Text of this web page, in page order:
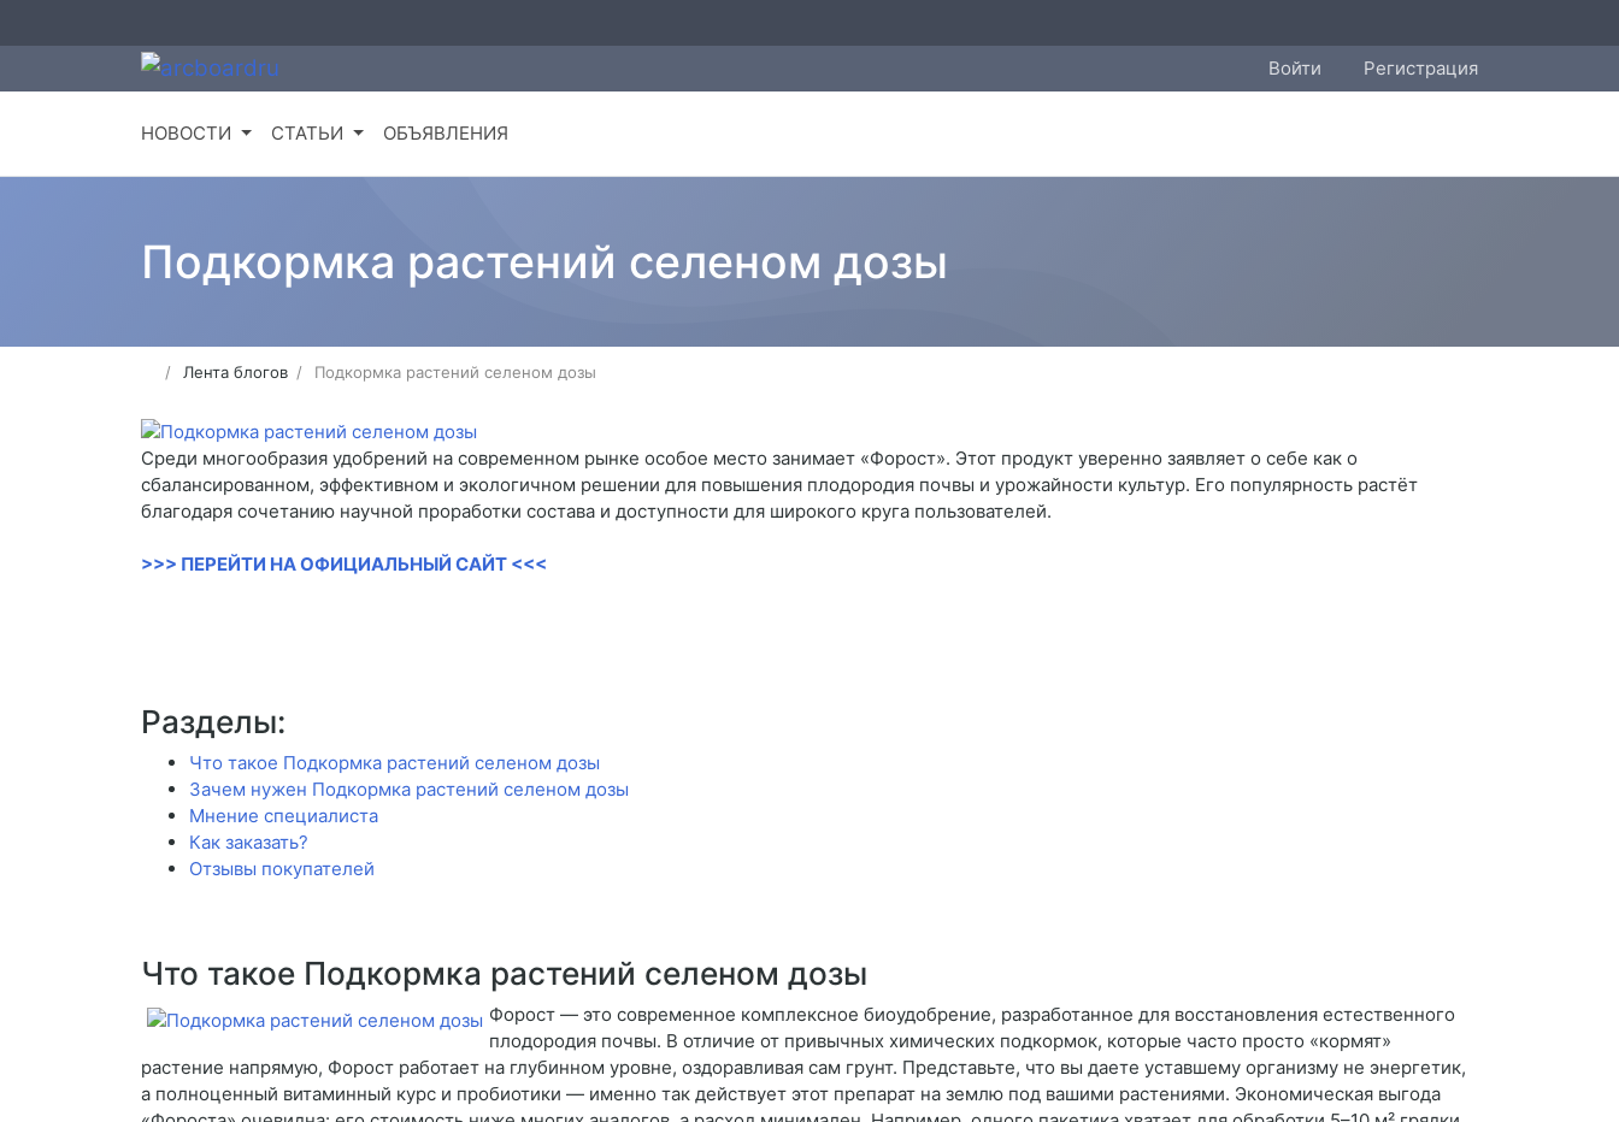
Войти Регистрация
НОВОСТИ СТАТЬИ ОБЪЯВЛЕНИЯ
Подкормка растений селеном дозы
Лента блогов Подкормка растений селеном дозы
Среди многообразия удобрений на современном рынке особое место занимает «Форост». Этот продукт уверенно заявляет о себе как о
сбалансированном, эффективном и экологичном решении для повышения плодородия почвы и урожайности культур. Его популярность растёт
благодаря сочетанию научной проработки состава и доступности для широкого круга пользователей.
>>> ПЕРЕЙТИ НА ОФИЦИАЛЬНЫЙ САЙТ <<<
Разделы:
Что такое Подкормка растений селеном дозы
Зачем нужен Подкормка растений селеном дозы
Мнение специалиста
Как заказать?
Отзывы покупателей
Что такое Подкормка растений селеном дозы
Форост — это современное комплексное биоудобрение, разработанное для восстановления естественного
плодородия почвы. В отличие от привычных химических подкормок, которые часто просто «кормят»
растение напрямую, Форост работает на глубинном уровне, оздоравливая сам грунт. Представьте, что вы даете уставшему организму не энергетик,
а полноценный витаминный курс и пробиотики — именно так действует этот препарат на землю под вашими растениями. Экономическая выгода